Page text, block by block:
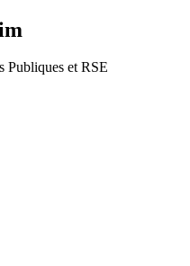
Publiques et RSE